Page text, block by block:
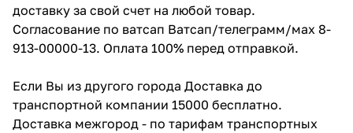
доставку за свой счет на любой товар.
Согласование по ватсап Ватсап/телеграмм/мах 8-
913-00000-13. Оплата 100% перед отправкой.
Если Вы из другого города Доставка до
транспортной компании 15000 бесплатно.
Доставка межгород - по тарифам транспортных